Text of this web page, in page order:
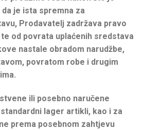
je ista spremna za
Prodavatelj zadržava pravo
od povrata uplaćenih sredstava
nastale obradom narudžbe,
povratom robe i drugim
ili posebno naručene
lager artikli, kao i za
prema posebnom zahtjevu